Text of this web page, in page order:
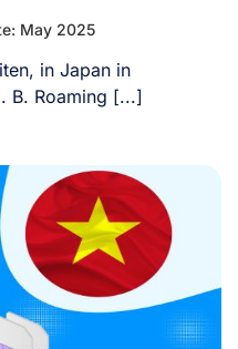
May 2025
in Japan in
B. Roaming [...]